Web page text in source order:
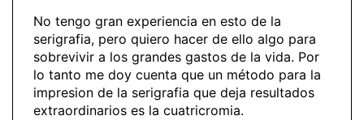
No tengo gran experiencia en esto de la
serigrafia, pero quiero hacer de ello algo para
sobrevivir a los grandes gastos de la vida. Por
lo tanto me doy cuenta que un método para la
impresion de la serigrafia que deja resultados
extraordinarios es la cuatricromia.